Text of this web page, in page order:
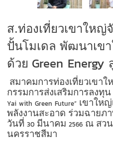
ส.ท่องเที่ยวเขาให
ปั้นโมเดล พัฒนาเข
ด้วย Green Energy
สมาคมการท่องเที่ยวเขา
กรรมการส่งเสริมการลงทุ
Yai with Green Future” เขาให
พลังงานสะอาด ร่วมฉายภ
วันที่30 มีนาคม 2566 ณ สวน
นครราชสีมา